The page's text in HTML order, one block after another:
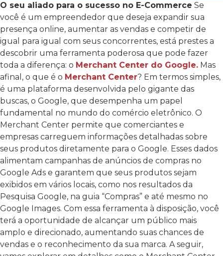
O seu aliado para o sucesso no E-Commerce Se
você é um empreendedor que deseja expandir sua
presença online, aumentar as vendas e competir de
igual para igual com seus concorrentes, está prestes a
descobrir uma ferramenta poderosa que pode fazer
toda a diferença: o Merchant Center do Google. Mas
afinal, o que é o Merchant Center? Em termos simples,
é uma plataforma desenvolvida pelo gigante das
buscas, o Google, que desempenha um papel
fundamental no mundo do comércio eletrônico. O
Merchant Center permite que comerciantes e
empresas carreguem informações detalhadas sobre
seus produtos diretamente para o Google. Esses dados
alimentam campanhas de anúncios de compras no
Google Ads e garantem que seus produtos sejam
exibidos em vários locais, como nos resultados da
Pesquisa Google, na guia “Compras” e até mesmo no
Google Images. Com essa ferramenta à disposição, você
terá a oportunidade de alcançar um público mais
amplo e direcionado, aumentando suas chances de
vendas e o reconhecimento da sua marca. A seguir,